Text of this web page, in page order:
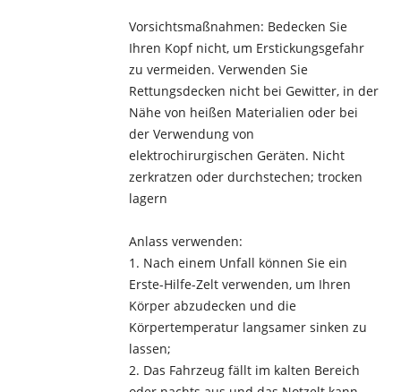
Vorsichtsmaßnahmen: Bedecken Sie
Ihren Kopf nicht, um Erstickungsgefahr
zu vermeiden. Verwenden Sie
Rettungsdecken nicht bei Gewitter, in der
Nähe von heißen Materialien oder bei
der Verwendung von
elektrochirurgischen Geräten. Nicht
zerkratzen oder durchstechen; trocken
lagern
Anlass verwenden:
1. Nach einem Unfall können Sie ein
Erste-Hilfe-Zelt verwenden, um Ihren
Körper abzudecken und die
Körpertemperatur langsamer sinken zu
lassen;
2. Das Fahrzeug fällt im kalten Bereich